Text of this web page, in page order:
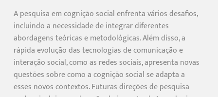
A pesquisa em cognição social enfrenta vários desafios,
incluindo a necessidade de integrar diferentes
abordagens teóricas e metodológicas. Além disso, a
rápida evolução das tecnologias de comunicação e
interação social, como as redes sociais, apresenta novas
questões sobre como a cognição social se adapta a
esses novos contextos. Futuras direções de pesquisa